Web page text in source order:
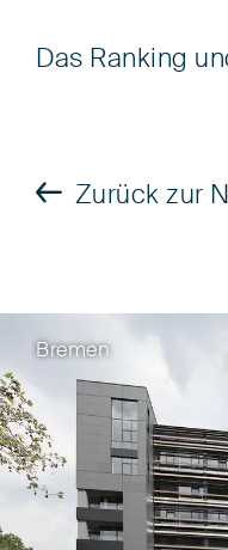
Das Ranking
Zurück zur
Bremen